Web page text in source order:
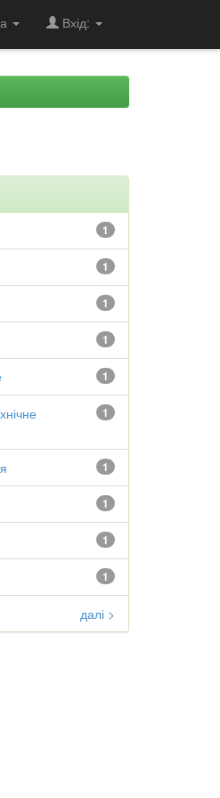
Вхід:
1
1
1
1
1
1
1
1
1
1
далі >